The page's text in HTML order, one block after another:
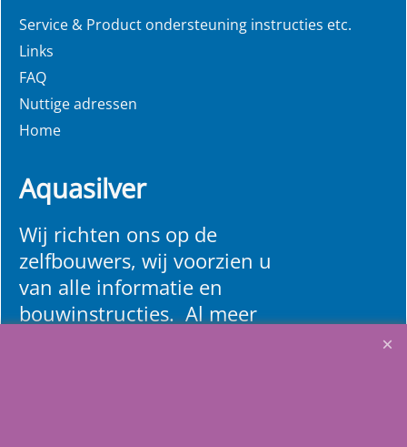
Service & Product ondersteuning instructies etc.
Links
FAQ
Nuttige adressen
Home
Aquasilver
Wij richten ons op de
zelfbouwers, wij voorzien u
van alle informatie en
bouwinstructies. Al meer